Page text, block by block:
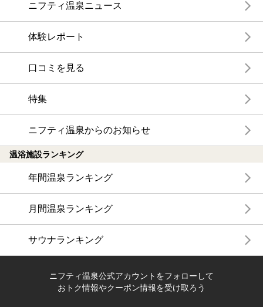
ニフティ温泉ニュース
体験レポート
口コミを見る
特集
ニフティ温泉からのお知らせ
温浴施設ランキング
年間温泉ランキング
月間温泉ランキング
サウナランキング
ニフティ温泉公式アカウントをフォローして
おトク情報やクーポン情報を受け取ろう